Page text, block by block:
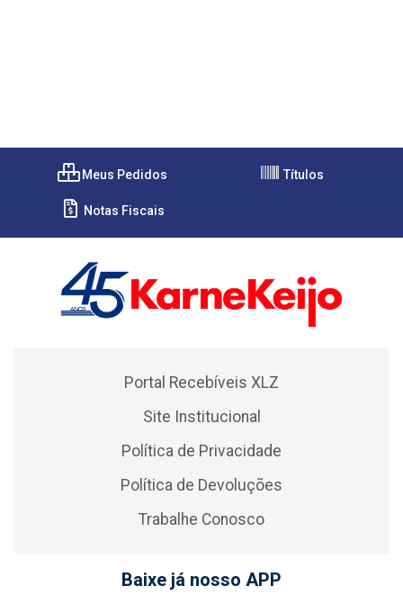
Meus Pedidos Títulos
Notas Fiscais
Portal Recebíveis XLZ
Site Institucional
Política de Privacidade
Política de Devoluções
Trabalhe Conosco
Baixe já nosso APP